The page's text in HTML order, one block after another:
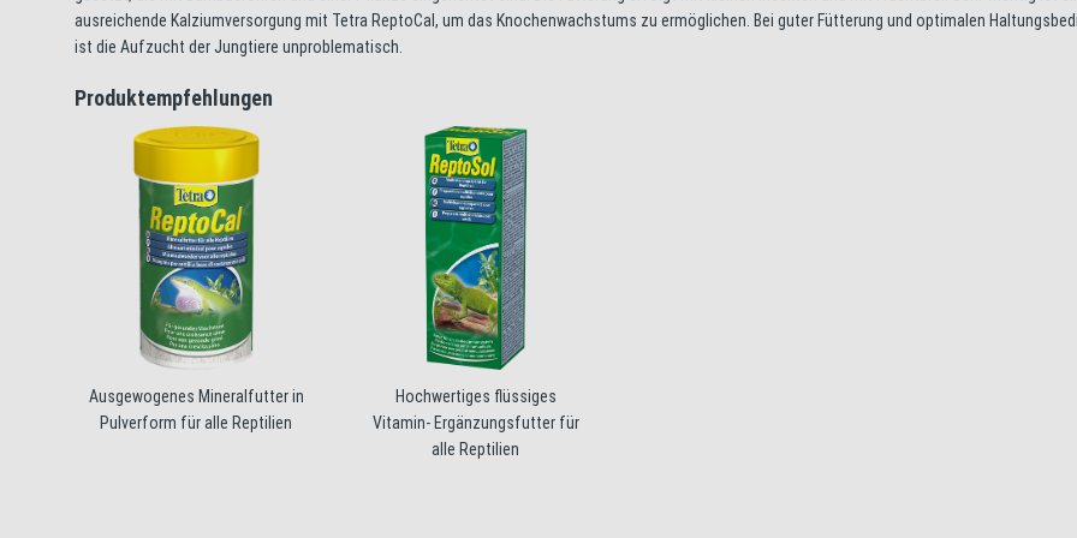
ausreichende Kalziumversorgung mit Tetra ReptoCal, um das Knochenwachstums zu ermöglichen. Bei guter Fütterung und optimalen
ist die Aufzucht der Jungtiere unproblematisch.
Produktempfehlungen
Ausgewogenes Mineralfutter in
Pulverform für alle Reptilien
Hochwertiges flüssiges
Vitamin- Ergänzungsfutter für
alle Reptilien